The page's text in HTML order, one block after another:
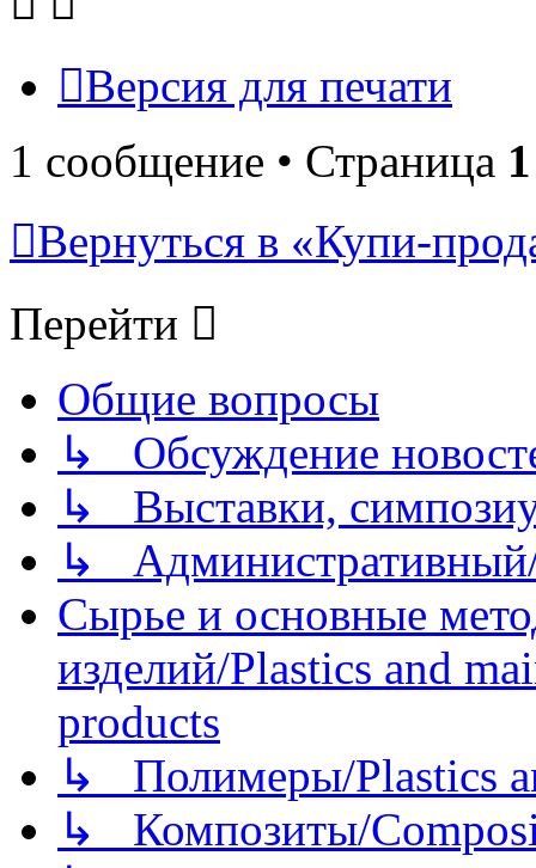
Версия для печати
1 сообщение • Страница 1
Вернуться в «Купи-
Перейти
Общие вопросы
↳ Обсуждение
↳ Выставки,
↳
Сырье и основные
изделий/Plastics and
products
↳ Полимеры/Plastics
↳ Композиты/